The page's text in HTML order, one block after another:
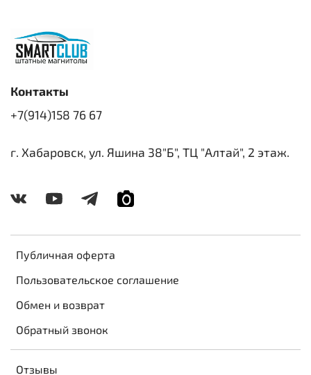
Публичная оферта
Пользовательское соглашение
Обмен и возврат
Обратный звонок
Отзывы
Контакты
+7(914)158 76 67
г. Хабаровск, ул. Яшина 38"Б", ТЦ "Алтай", 2 этаж.